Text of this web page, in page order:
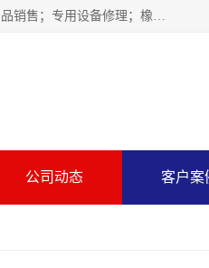
天津永腾气体销售有限公司成立于2020年，注册地位于天津市滨海新区。经营范围包括：专用化学产品销售；专用设备修理；橡胶制品销售；气体压缩机械销售；特种设备销售；仪器仪表销售；机械设备租赁；五金产品批发；食品添加剂销售等，主要供应：氧气、乙炔、氮气、氩气、氢气、氦气、液氨、液氮、一氧化碳、二氧化碳等，各种工业气体，高纯气体，食品级气体。
公司动态 客户案